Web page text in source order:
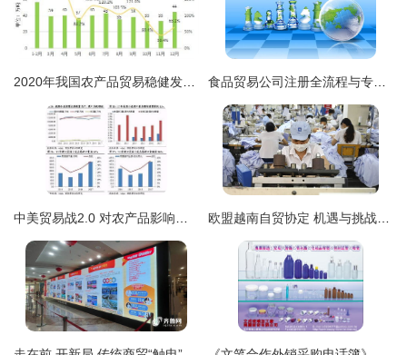
2020年我国农产品贸易稳健发展，贸易经纪展现新活力 食品贸易公司注册全流程与专业咨询策划服务指南
中美贸易战2.0 对农产品影响再审视与受益标的梳理 欧盟越南自贸协定 机遇与挑战并存，中国“世界工厂”地位依然稳固